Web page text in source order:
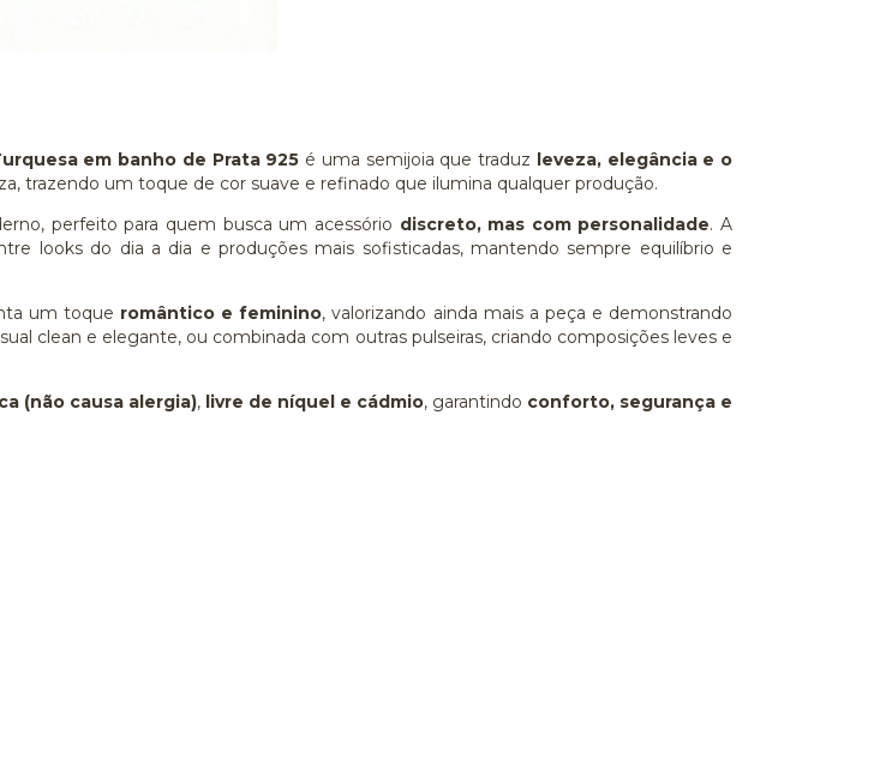
em banho de Prata 925 é uma semijoia que traduz leveza, elegância e o
trazendo um toque de cor suave e refinado que ilumina qualquer produção.
perfeito para quem busca um acessório discreto, mas com personalidade. A
looks do dia a dia e produções mais sofisticadas, mantendo sempre equilíbrio e
um toque romântico e feminino, valorizando ainda mais a peça e demonstrando
clean e elegante, ou combinada com outras pulseiras, criando composições leves e
(não causa alergia), livre de níquel e cádmio, garantindo conforto, segurança e